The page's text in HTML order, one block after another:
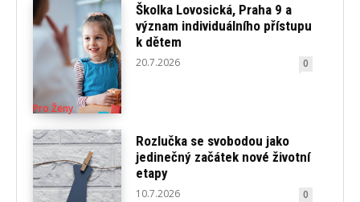
Pro Ženy
Školka Lovosická, Praha 9 a
význam individuálního přístupu
k dětem
20.7.2026 0
Rozlučka se svobodou jako
jedinečný začátek nové životní
etapy
10.7.2026 0